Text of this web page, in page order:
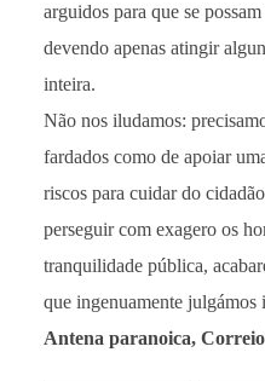
arguidos para que se
devendo apenas atingir
inteira.
Não nos iludamos:
fardados como de apoiar
riscos para cuidar do
perseguir com exagero os
tranquilidade pública,
que ingenuamente julgámos
Antena paranoica,